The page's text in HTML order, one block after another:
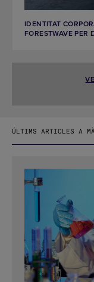
IDENTITAT
FORESTWAVE PER
ÚLTIMS ARTICLES A